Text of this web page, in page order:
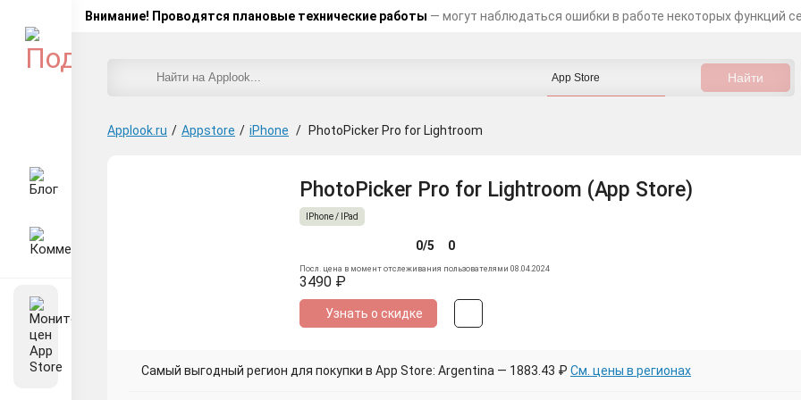
Внимание! Проводятся плановые технические работы — могут наблюдаться ошибки в работе некоторых функций
Applook.ru / Appstore / iPhone / PhotoPicker Pro for Lightroom
PhotoPicker Pro for Lightroom (App Store)
IPhone / IPad
0/5 0
Посл. цена в момент отслеживания пользователями 08.04.2024
3490 ₽
Узнать о скидке
Самый выгодный регион для покупки в App Store: Argentina — 1883.43 ₽ См. цены в регионах